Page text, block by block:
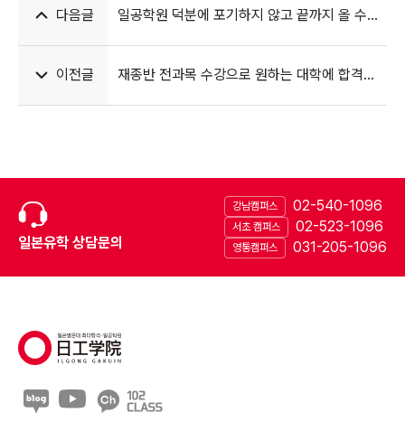
다음글
일공학원 덕분에 포기하지 않고 끝까지 올 수
이전글
재종반 전과목 수강으로 원하는 대학에 합격할
일본유학 상담문의
강남캠퍼스 02-540-1096
서초 캠퍼스 02-523-1096
영통캠퍼스 031-205-1096